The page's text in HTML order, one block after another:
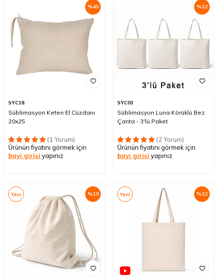
%45
SYC18
Süblimasyon Keten El Cüzdanı
20x25
(1 Yorum)
Ürünün fiyatını görmek için
bayi girişi yapınız
%12
SYC03
Süblimasyon Luna Körüklü Bez
Çanta - 3'lü Paket
(2 Yorum)
Ürünün fiyatını görmek için
bayi girişi yapınız
%10
Yeni %12
Yeni